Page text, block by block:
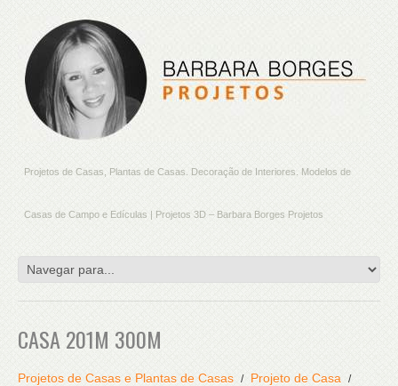
Projetos de Casas, Plantas de Casas. Decoração de Interiores. Modelos de
Casas de Campo e Edículas | Projetos 3D – Barbara Borges Projetos
CASA 201M 300M
Projetos de Casas e Plantas de Casas
Projeto de Casa